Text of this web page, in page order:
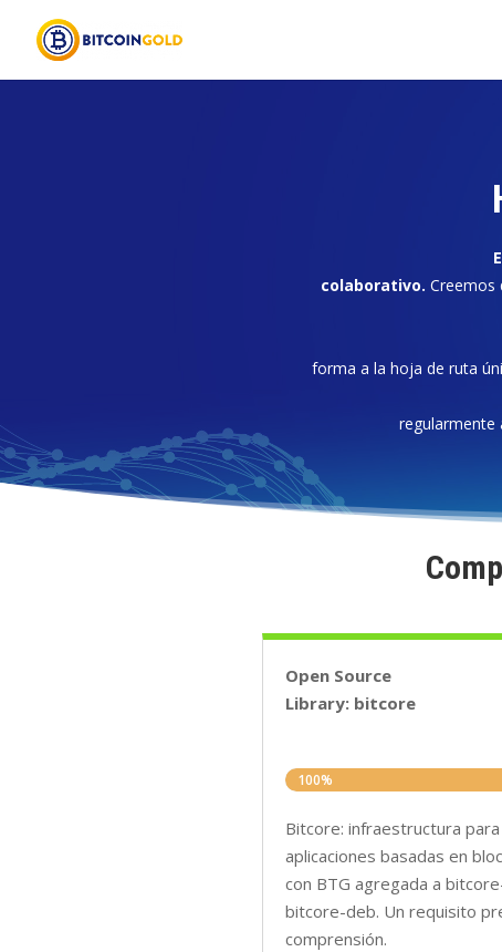
colaborativo. Creemos
forma a la hoja de ruta
regularmente
Open Source
Library: bitcore
100%
100%
Bitcore: infraestructura
aplicaciones basadas en
con BTG agregada a
bitcore-deb. Un requisito
comprensión.